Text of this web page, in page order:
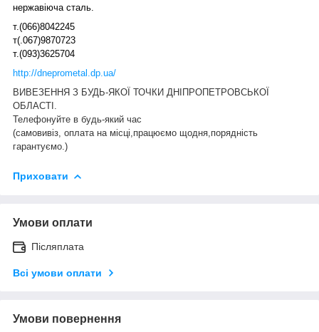
нержавіюча сталь.
т.(066)8042245
т(.067)9870723
т.(093)3625704
http://dneprometal.dp.ua/
ВИВЕЗЕННЯ З БУДЬ-ЯКОЇ ТОЧКИ ДНІПРОПЕТРОВСЬКОЇ
ОБЛАСТІ.
Телефонуйте в будь-який час
(самовивіз, оплата на місці,працюємо щодня,порядність
гарантуємо.)
Приховати
Умови оплати
Післяплата
Всі умови оплати
Умови повернення